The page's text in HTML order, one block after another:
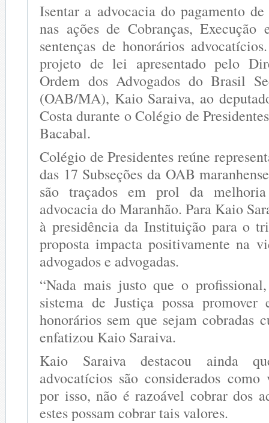
Isentar a advocacia do pagamento de
nas ações de Cobranças, Execução
sentenças de honorários
projeto de lei apresentado pelo
Ordem dos Advogados do Brasil
(OAB/MA), Kaio Saraiva, ao
Costa durante o Colégio de
Bacabal.
Colégio de Presidentes reúne
das 17 Subseções da OAB
são traçados em prol da
advocacia do Maranhão. Para Kaio
à presidência da Instituição para o
proposta impacta positivamente na
advogados e advogadas.
“Nada mais justo que o
sistema de Justiça possa promover
honorários sem que sejam cobradas
enfatizou Kaio Saraiva.
Kaio Saraiva destacou ainda
advocatícios são considerados
por isso, não é razoável cobrar dos
estes possam cobrar tais valores.